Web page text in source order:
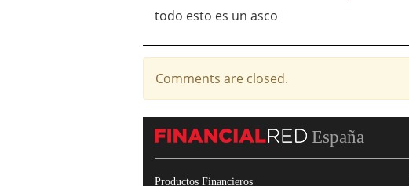
todo esto es un asco
Comments are closed.
España
Productos Financieros